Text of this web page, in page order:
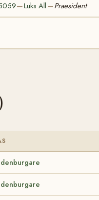
—Luks All —Praesident